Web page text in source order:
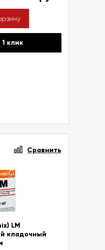
1 клик
Сравнить
LM
кладочный